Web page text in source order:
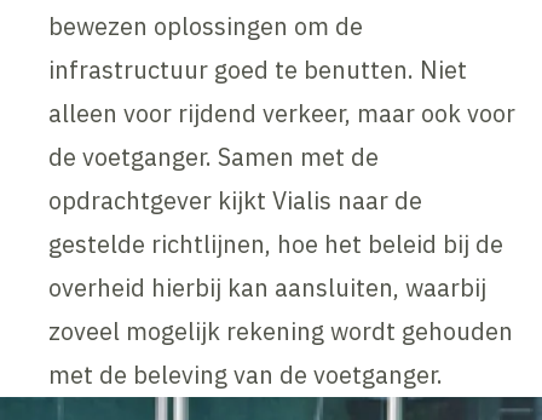
bewezen oplossingen om de
infrastructuur goed te benutten. Niet
alleen voor rijdend verkeer, maar ook voor
de voetganger. Samen met de
opdrachtgever kijkt Vialis naar de
gestelde richtlijnen, hoe het beleid bij de
overheid hierbij kan aansluiten, waarbij
zoveel mogelijk rekening wordt gehouden
met de beleving van de voetganger.